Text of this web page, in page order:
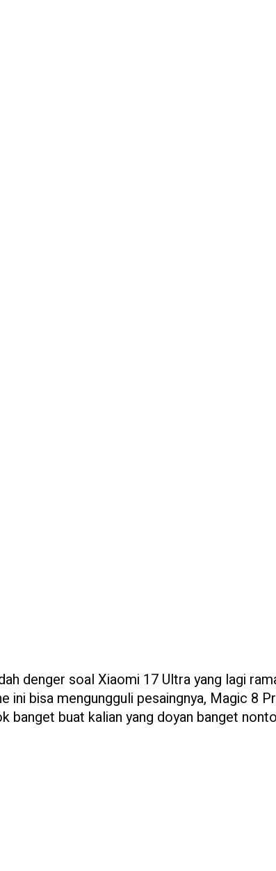
denger soal Xiaomi 17 Ultra yang lagi
ini bisa mengungguli pesaingnya, Magic 8
banget buat kalian yang doyan banget